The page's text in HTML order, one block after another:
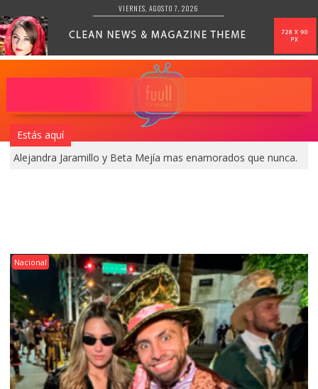
al
contenido
VIERNES, AGOSTO 7, 2026
Estás aquí
Alejandra Jaramillo y Beta Mejía mas enamorados que nunca.
Nacional